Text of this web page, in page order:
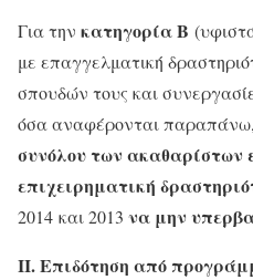
Για την κατηγορία Β
με επαγγελματική
σπουδών τους και
όσα αναφέρονται
συνόλου των ακαθαρίστων
επιχειρηματική
2014 και 2013 να μην
ΙΙ. Επιδότηση από